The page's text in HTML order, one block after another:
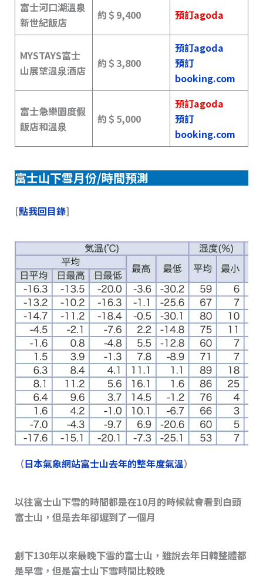
富士河口湖溫泉
新世紀飯店
約＄9,400 預訂agoda
MYSTAYS富士
山展望温泉酒店
約＄3,800
預訂agoda
預訂
booking.com
富士急樂園度假
飯店和溫泉
約＄5,000
預訂agoda
預訂
booking.com
富士山下雪月份/時間預測
[點我回目錄]
（日本氣象網站富士山去年的整年度氣溫）
以往富士山下雪的時間都是在10月的時候就會看到白頭
富士山，但是去年卻遲到了一個月
創下130年以來最晚下雪的富士山，雖說去年日韓整體都
是早雪，但是富士山下雪時間比較晚